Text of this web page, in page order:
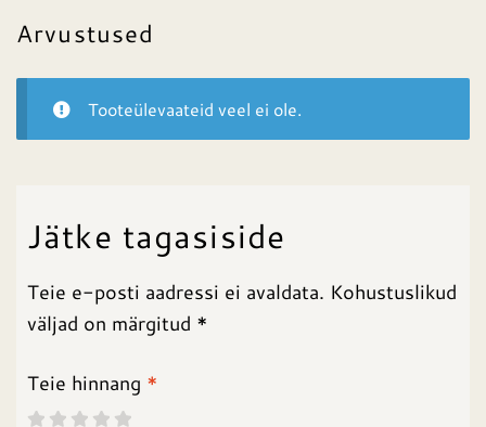
Arvustused
Tooteülevaateid veel ei ole.
Jätke tagasiside
Teie e-posti aadressi ei avaldata. Kohustuslikud
väljad on märgitud *
Teie hinnang *